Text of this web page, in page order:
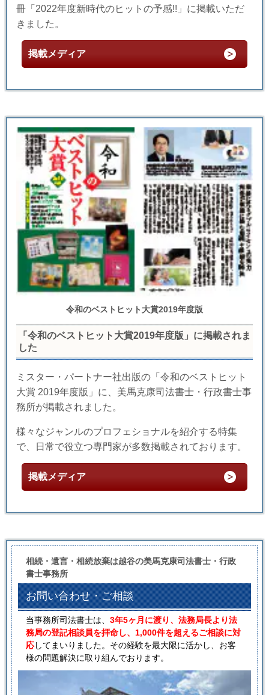
冊「2022年度新時代のヒットの予感!!」に掲載いただ
きました。
掲載メディア
令和のベストヒット大賞2019年度版
「令和のベストヒット大賞2019年度版」に掲載されま
した
ミスター・パートナー社出版の「令和のベストヒット
大賞 2019年度版」に、美馬克康司法書士・行政書士事
務所が掲載されました。
様々なジャンルのプロフェショナルを紹介する特集
で、日常で役立つ専門家が多数掲載されております。
掲載メディア
相続・遺言・相続放棄は越谷の美馬克康司法書士・行政
書士事務所
お問い合わせ・ご相談
当事務所司法書士は、 3年5ヶ月に渡り、法務局長より法
務局の登記相談員を拝命し、1,000件を超えるご相談に対
応してまいりました。その経験を最大限に活かし、お客
様の問題解決に取り組んでおります。